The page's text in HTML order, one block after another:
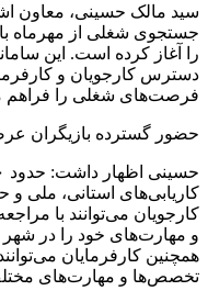
سید مالک حسینی، معاون
جستجوی شغلی از مهرماه
دسترس کارجویان و
فرصت‌های شغلی را فراهم
حضور گسترده بازیگران
کاریابی‌های استانی، ملی
کارجویان می‌توانند با
و مهارت‌های خود را در شهر
همچنین کارفرمایان
تخصص‌ها و مهارت‌های